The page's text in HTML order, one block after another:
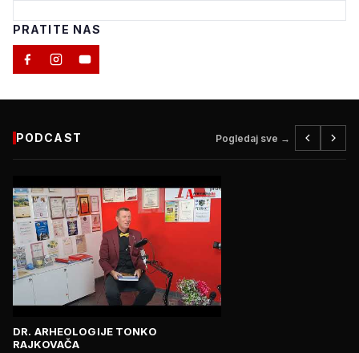
PRATITE NAS
PODCAST Pogledaj sve →
DR. ARHEOLOGIJE TONKO
RAJKOVAČA